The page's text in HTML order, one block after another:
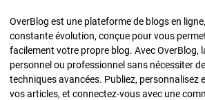
OverBlog est une plateforme de blogs en
constante évolution, conçue pour vous
facilement votre propre blog. Avec OverBlog,
personnel ou professionnel sans nécessiter
techniques avancées. Publiez, personnalisez
vos articles, et connectez-vous avec une